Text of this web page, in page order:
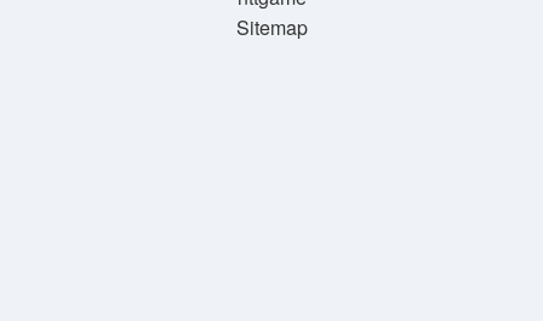
Sitemap